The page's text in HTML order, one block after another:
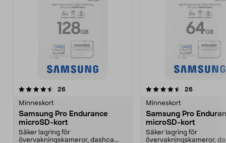
26recensioner
Minneskort
Samsung Pro Endurance
microSD-kort
Säker lagring för
övervakningskameror, dashca...
4.5av 5 stjärnor 26recensioner
Minneskort
Samsung Pro
microSD-kort
Säker lagring för
övervakningskameror,